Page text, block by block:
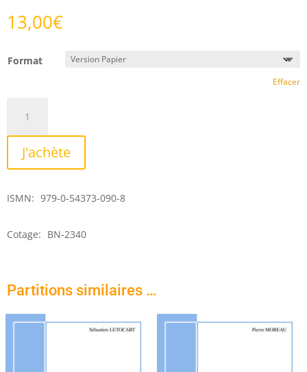
13,00€
Format
Effacer
Sept
petites
pièces
J'achète
ISMN: 979-0-54373-090-8
Cotage: BN-2340
Partitions similaires …